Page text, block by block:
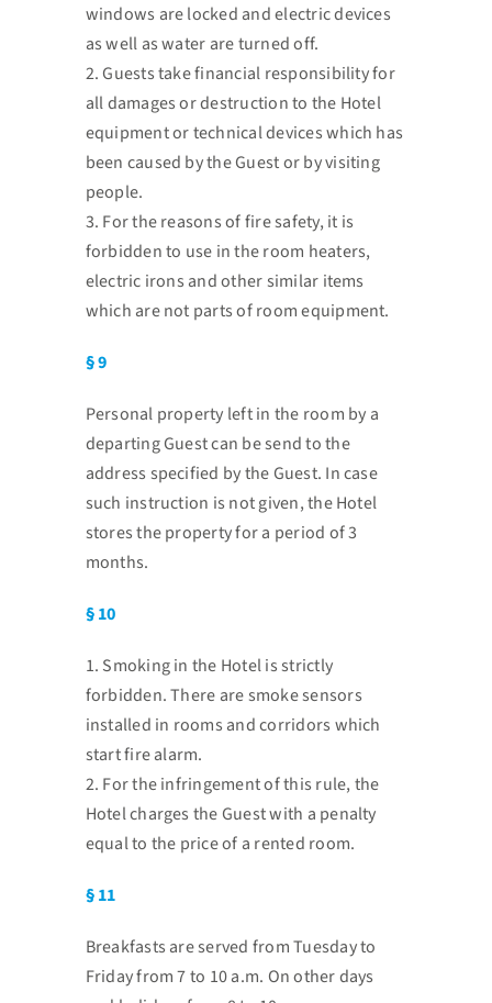
windows are locked and electric devices
as well as water are turned off.
2. Guests take financial responsibility for
all damages or destruction to the Hotel
equipment ortechnical devices which has
been caused by the Guest or by visiting
people.
3. For the reasons of fire safety, it is
forbidden to use in the room heaters,
electric irons and othersimilar items
which are not parts of room equipment.
§ 9
Personal property left in the room by a
departing Guest can be send to the
address specified by the Guest. Incase
such instruction is not given, the Hotel
stores the property for a period of 3
months.
§ 10
1. Smoking in the Hotel is strictly
forbidden. There are smoke sensors
installed in rooms and corridors which
start fire alarm.
2. For the infringement of this rule, the
Hotel charges the Guest with a penalty
equal to the price of a rented room.
§ 11
Breakfasts are served from Tuesday to
Friday from 7 to 10 a.m. On other days